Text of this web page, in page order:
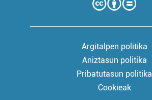
Argitalpen politika
Aniztasun politika
Pribatutasun politika
Cookieak